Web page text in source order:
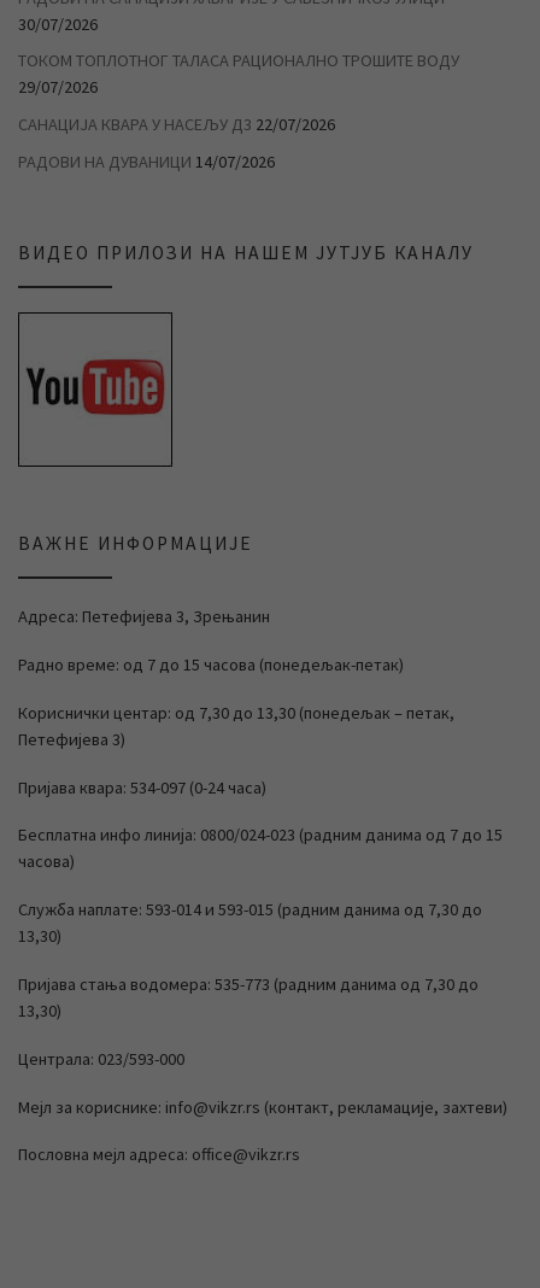
30/07/2026
ТОКОМ ТОПЛОТНОГ ТАЛАСА РАЦИОНАЛНО ТРОШИТЕ ВОДУ
29/07/2026
САНАЦИЈА КВАРА У НАСЕЉУ Д3 22/07/2026
РАДОВИ НА ДУВАНИЦИ 14/07/2026
ВИДЕО ПРИЛОЗИ НА НАШЕМ ЈУТЈУБ КАНАЛУ
ВАЖНЕ ИНФОРМАЦИЈЕ
Адреса: Петефијева 3, Зрењанин
Радно време: од 7 до 15 часова (понедељак-петак)
Кориснички центар: од 7,30 до 13,30 (понедељак – петак,
Петефијева 3)
Пријава квара: 534-097 (0-24 часа)
Бесплатна инфо линија: 0800/024-023 (радним данима од 7 до 15
часова)
Служба наплате: 593-014 и 593-015 (радним данима од 7,30 до
13,30)
Пријава стања водомера: 535-773 (радним данима од 7,30 до
13,30)
Централа: 023/593-000
Мејл за кориснике: info@vikzr.rs (контакт, рекламације, захтеви)
Пословна мејл адреса: office@vikzr.rs